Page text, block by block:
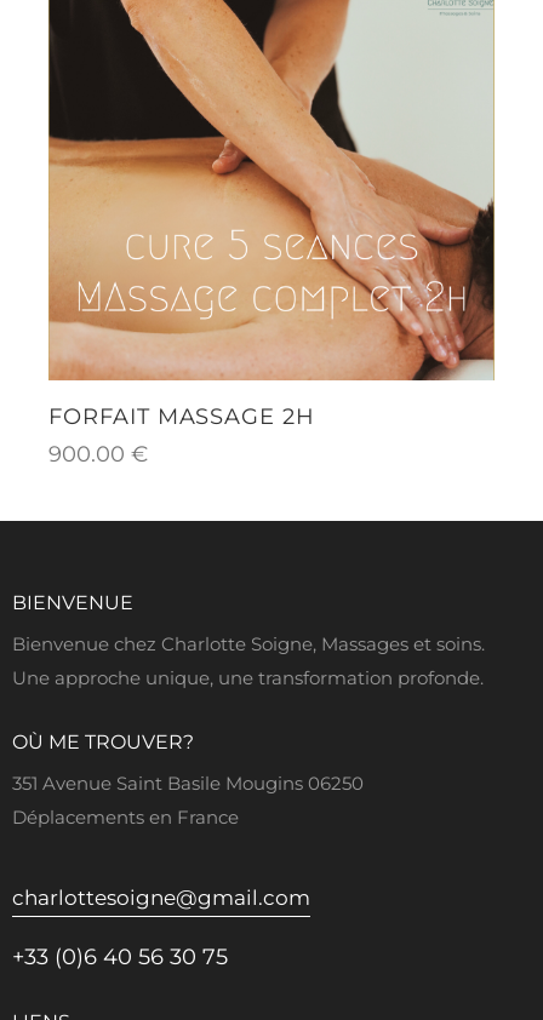
FORFAIT MASSAGE 2H
900.00 €
BIENVENUE
Bienvenue chez Charlotte Soigne, Massages et soins.
Une approche unique, une transformation profonde.
OÙ ME TROUVER?
351 Avenue Saint Basile Mougins 06250
Déplacements en France
charlottesoigne@gmail.com
+33 (0)6 40 56 30 75